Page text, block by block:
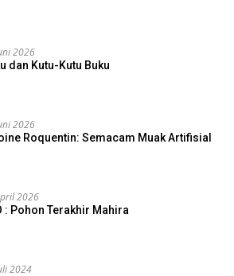
2026
dan Kutu-Kutu Buku
2026
Roquentin: Semacam Muak Artifisial
2026
: Pohon Terakhir Mahira
2024